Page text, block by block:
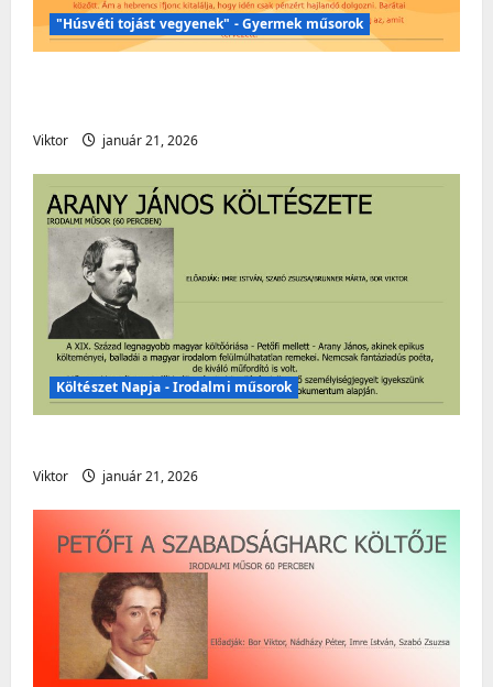
"Húsvéti tojást vegyenek" - Gyermek műsorok
Viktor január 21, 2026
Költészet Napja - Irodalmi műsorok
Viktor január 21, 2026